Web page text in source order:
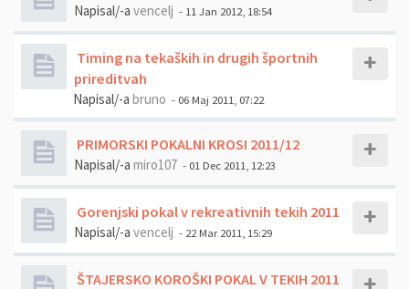
Napisal/-a vencelj - 11 Jan 2012, 18:54
Timing na tekaških in drugih športnih
prireditvah
Napisal/-a bruno - 06 Maj 2011, 07:22
PRIMORSKI POKALNI KROSI 2011/12
Napisal/-a miro107 - 01 Dec 2011, 12:23
Gorenjski pokal v rekreativnih tekih 2011
Napisal/-a vencelj - 22 Mar 2011, 15:29
ŠTAJERSKO KOROŠKI POKAL V TEKIH 2011